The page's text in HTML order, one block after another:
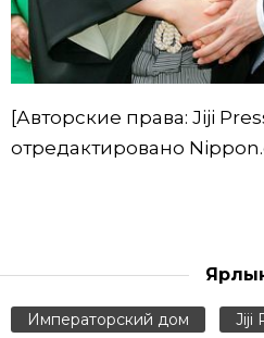
[Авторские права: Jiji
отредактировано
Императорский дом Jiji